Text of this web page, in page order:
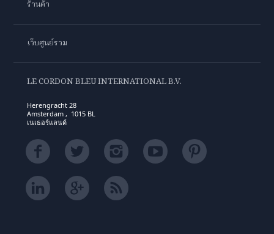
ร้านค้า
เว็บศูนย์รวม
LE CORDON BLEU INTERNATIONAL B.V.
Herengracht 28
Amsterdam , 1015 BL
เนเธอร์แลนด์